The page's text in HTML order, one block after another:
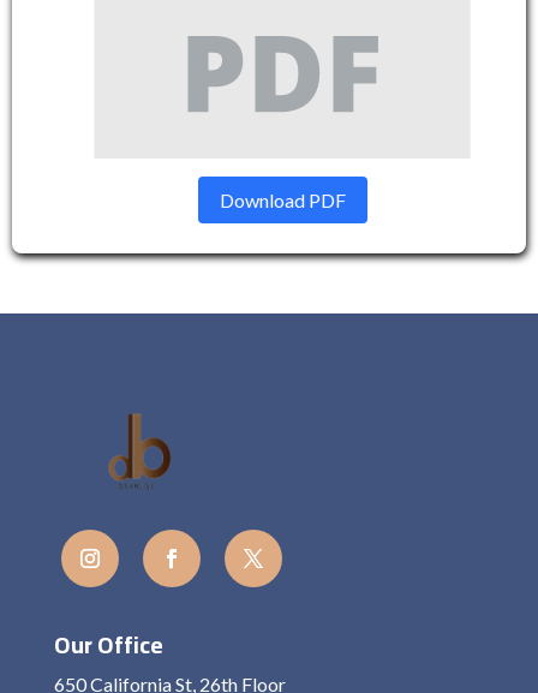
Download PDF
Our Office
650 California St, 26th Floor